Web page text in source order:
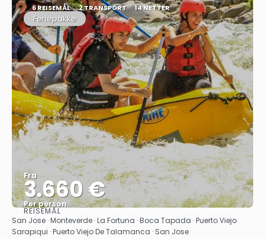
6 REISEMÅL 2 TRANSPORT 14 NETTER
Feriepakke
Fra
3.660 €
Per person
Se
REISEMÅL
San Jose · Monteverde · La Fortuna · Boca Tapada · Puerto Viejo
Sarapiqui · Puerto Viejo De Talamanca · San Jose